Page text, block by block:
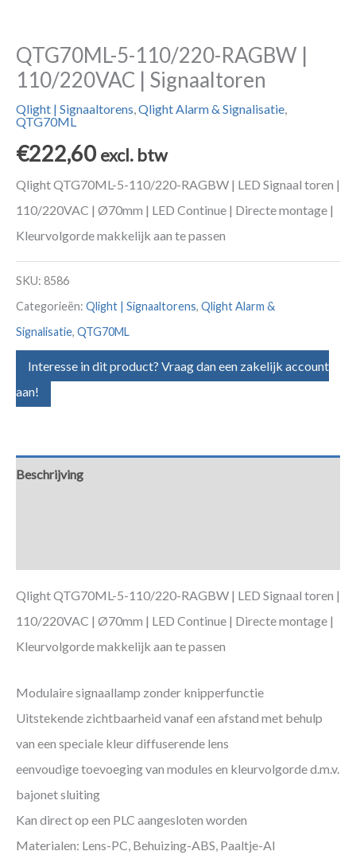
QTG70ML-5-110/220-RAGBW |
110/220VAC | Signaaltoren
Qlight | Signaaltorens,Qlight Alarm & Signalisatie,
QTG70ML
€222,60 excl. btw
Qlight QTG70ML-5-110/220-RAGBW | LED Signaal toren |
110/220VAC | Ø70mm | LED Continue | Directe montage |
Kleurvolgorde makkelijk aan te passen
SKU: 8586
Categorieën: Qlight | Signaaltorens, Qlight Alarm &
Signalisatie, QTG70ML
Interesse in dit product? Vraag dan een zakelijk account
aan!
Beschrijving
Qlight QTG70ML-5-110/220-RAGBW | LED Signaal toren |
110/220VAC | Ø70mm | LED Continue | Directe montage |
Kleurvolgorde makkelijk aan te passen
Modulaire signaallamp zonder knipperfunctie
Uitstekende zichtbaarheid vanaf een afstand met behulp
van een speciale kleur diffuserende lens
eenvoudige toevoeging van modules en kleurvolgorde d.m.v.
bajonet sluiting
Kan direct op een PLC aangesloten worden
Materialen: Lens-PC, Behuizing-ABS, Paaltje-Al